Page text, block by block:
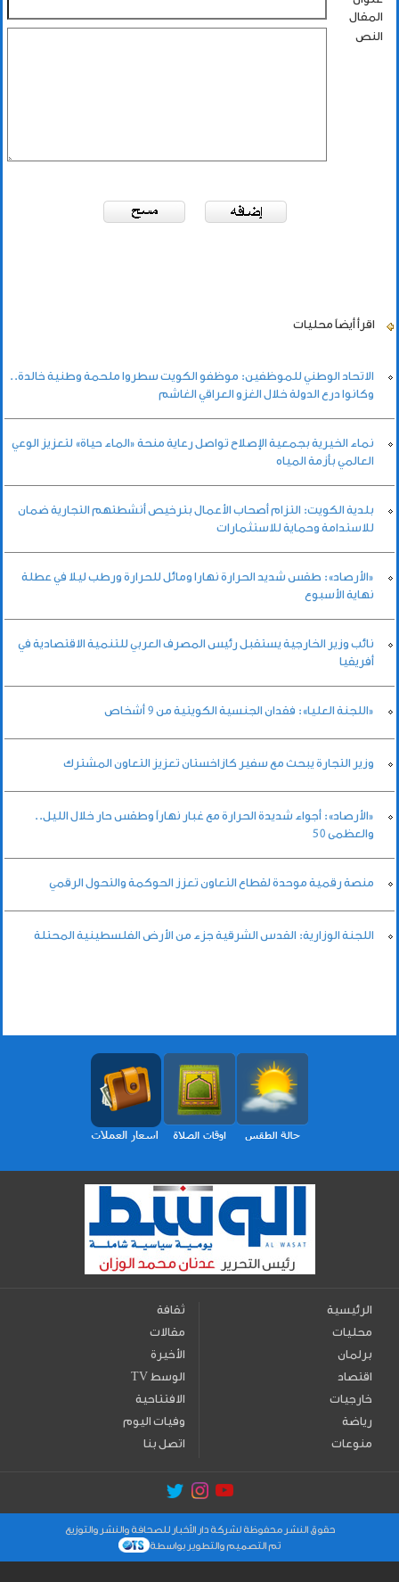
المقال
النص
اقرأ أيضاً محليات
الاتحاد الوطني للموظفين: موظفو الكويت سطروا ملحمة وطنية خالدة..
وكانوا درع الدولة خلال الغزو العراقي الغاشم
نماء الخيرية بجمعية الإصلاح تواصل رعاية منحة «الماء حياة» لتعزيز الوعي
العالمي بأزمة المياه
بلدية الكويت: التزام أصحاب الأعمال بترخيص أنشطتهم التجارية ضمان
للاستدامة وحماية للاستثمارات
«الأرصاد»: طقس شديد الحرارة نهارا ومائل للحرارة ورطب ليلا في عطلة
نهاية الأسبوع
نائب وزير الخارجية يستقبل رئيس المصرف العربي للتنمية الاقتصادية في
أفريقيا
«اللجنة العليا»: فقدان الجنسية الكويتية من 9 أشخاص
وزير التجارة يبحث مع سفير كازاخستان تعزيز التعاون المشترك
«الأرصاد»: أجواء شديدة الحرارة مع غبار نهاراً وطقس حار خلال الليل..
والعظمى 50
منصة رقمية موحدة لقطاع التعاون تعزز الحوكمة والتحول الرقمي
اللجنة الوزارية: القدس الشرقية جزء من الأرض الفلسطينية المحتلة
الرئيسية
محليات
برلمان
اقتصاد
خارجيات
رياضة
منوعات
ثقافة
مقالات
الأخيرة
TV الوسط
الافتتاحية
وفيات اليوم
اتصل بنا
حقوق النشر محفوظة لشركة دار الأخبار للصحافة والنشر والتوزيع
تم التصميم والتطوير بواسطة